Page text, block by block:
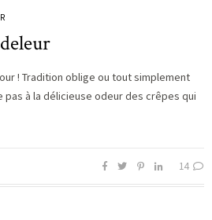
! Tradition oblige ou tout simplement
pas à la délicieuse odeur des crêpes qui
14